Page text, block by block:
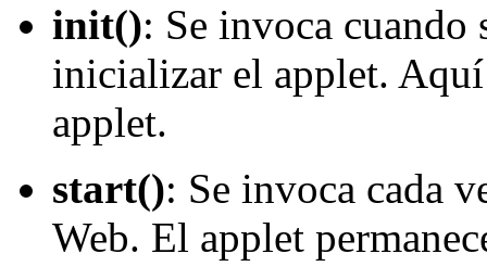
init(): Se invoca cuando
inicializar el applet. Aquí
applet.
start(): Se invoca cada
Web. El applet